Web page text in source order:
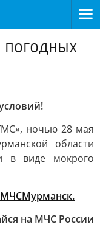
ночью 28 мая
области
в виде мокрого
на МЧС России